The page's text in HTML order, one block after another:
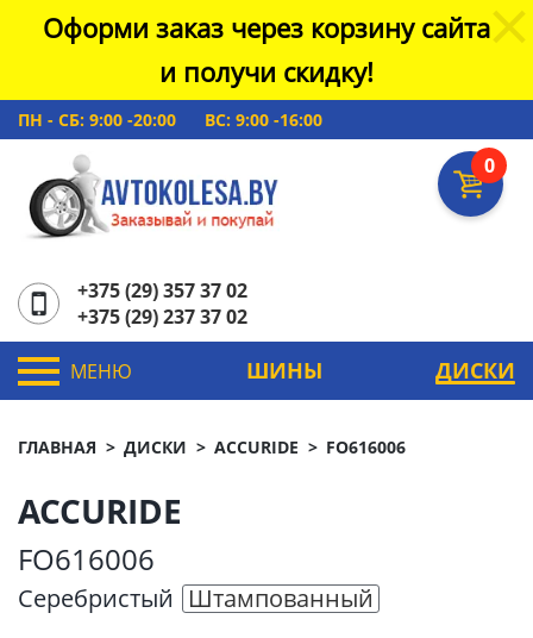
Оформи заказ через корзину сайта
и получи скидку!
ПН - СБ: 9:00 -20:00 ВС: 9:00 -16:00
0
+375 (29) 357 37 02
+375 (29) 237 37 02
МЕНЮ ШИНЫ ДИСКИ
ГЛАВНАЯ ДИСКИ ACCURIDE FO616006
ACCURIDE
FO616006
Серебристый Штампованный